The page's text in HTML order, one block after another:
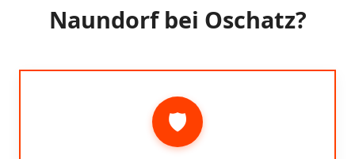
Naundorf bei Oschatz?
🛡️